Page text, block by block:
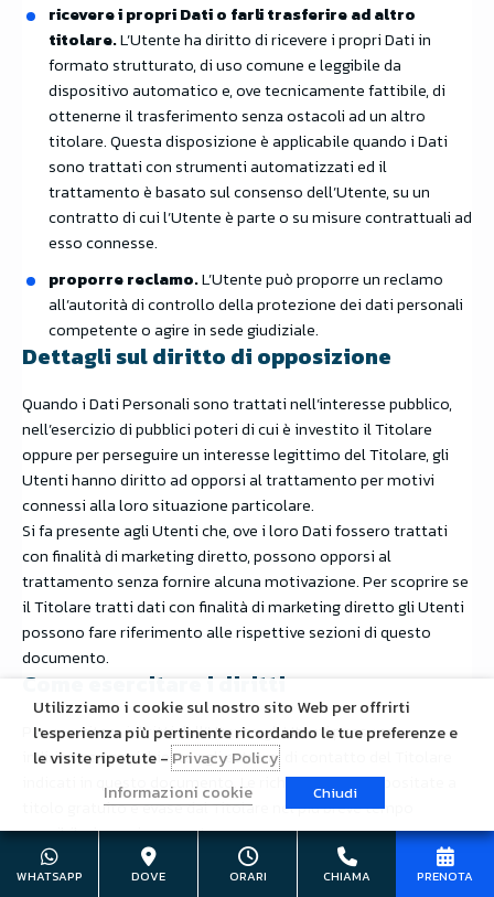
ricevere i propri Dati o farli trasferire ad altro
titolare.L’Utente ha diritto di ricevere i propri Dati in
formato strutturato, di uso comune e leggibile da
dispositivo automatico e, ove tecnicamente fattibile, di
ottenerne il trasferimento senza ostacoli ad un altro
titolare. Questa disposizione è applicabile quando i Dati
sono trattati con strumenti automatizzati ed il
trattamento è basato sul consenso dell’Utente, su un
contratto di cui l’Utente è parte o su misure contrattuali ad
esso connesse.
proporre reclamo.L’Utente può proporre un reclamo
all’autorità di controllo della protezione dei dati personali
competente o agire in sede giudiziale.
Dettagli sul diritto di opposizione
Quando i Dati Personali sono trattati nell’interesse pubblico,
nell’esercizio di pubblici poteri di cui è investito il Titolare
oppure per perseguire un interesse legittimo del Titolare, gli
Utenti hanno diritto ad opporsi al trattamento per motivi
connessi alla loro situazione particolare.
Si fa presente agli Utenti che, ove i loro Dati fossero trattati
con finalità di marketing diretto, possono opporsi al
trattamento senza fornire alcuna motivazione. Per scoprire se
il Titolare tratti dati con finalità di marketing diretto gli Utenti
possono fare riferimento alle rispettive sezioni di questo
documento.
Come esercitare i diritti
Per esercitare i diritti dell’Utente, gli Utenti possono
indirizzare una richiesta agli estremi di contatto del Titolare
indicati in questo documento. Le richieste sono depositate a
titolo gratuito e evase dal Titolare nel più breve tempo
possibile, in ogni caso entro un mese.
Ulteriori informazioni sul
WHATSAPP DOVE ORARI CHIAMA PRENOTA
Utilizziamo i cookie sul nostro sito Web per offrirti
l'esperienza più pertinente ricordando le tue preferenze e
le visite ripetute -Privacy Policy
Informazioni cookie
Chiudi